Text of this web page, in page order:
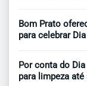
Bom Prato
para celebrar
Por conta do
para limpeza